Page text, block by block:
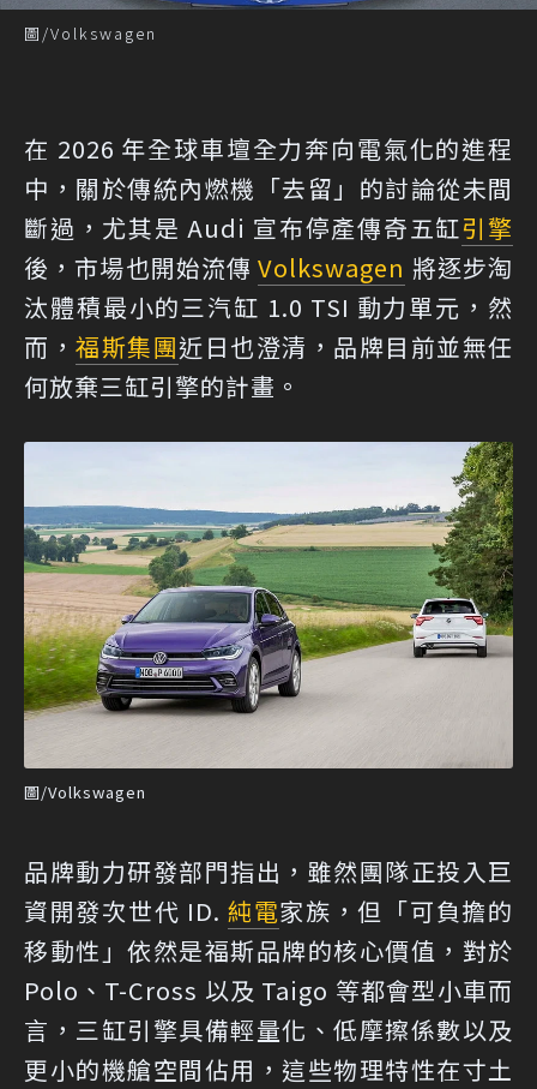
圖/Volkswagen
在 2026 年全球車壇全力奔向電氣化的進程
中，關於傳統內燃機「去留」的討論從未間
斷過，尤其是 Audi 宣布停產傳奇五缸引擎
後，市場也開始流傳Volkswagen 將逐步淘
汰體積最小的三汽缸 1.0 TSI 動力單元，然
而， 福斯集團近日也澄清，品牌目前並無任
何放棄三缸引擎的計畫。
圖/Volkswagen
品牌動力研發部門指出，雖然團隊正投入巨
資開發次世代 ID. 純電家族，但「可負擔的
移動性」依然是福斯品牌的核心價值，對於
Polo、T-Cross 以及 Taigo 等都會型小車而
言，三缸引擎具備輕量化、低摩擦係數以及
更小的機艙空間佔用，這些物理特性在寸土